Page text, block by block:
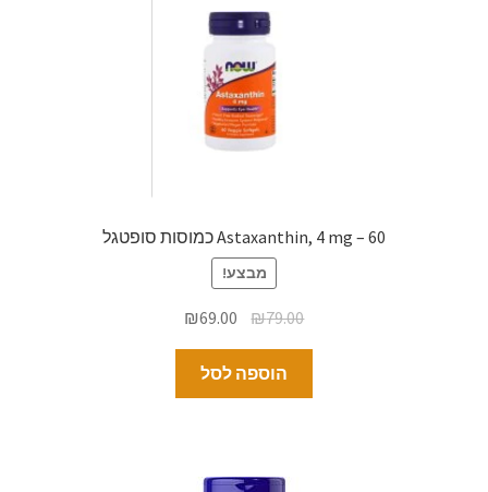
Astaxanthin, 4 mg – 60 כמוסות סופטגל
מבצע!
₪79.00
₪69.00
הוספה לסל